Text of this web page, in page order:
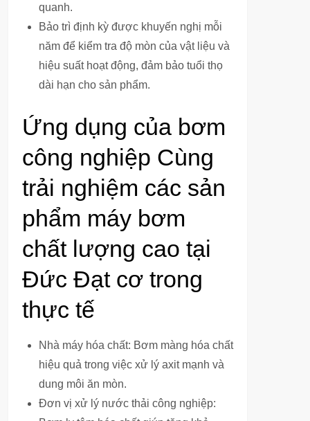
quanh.
Bảo trì định kỳ được khuyến nghị mỗi
năm để kiểm tra độ mòn của vật liệu và
hiệu suất hoạt động, đảm bảo tuổi thọ
dài hạn cho sản phẩm.
Ứng dụng của bơm
công nghiệp Cùng
trải nghiệm các sản
phẩm máy bơm
chất lượng cao tại
Đức Đạt cơ trong
thực tế
Nhà máy hóa chất: Bơm màng hóa chất
hiệu quả trong việc xử lý axit mạnh và
dung môi ăn mòn.
Đơn vị xử lý nước thải công nghiệp: